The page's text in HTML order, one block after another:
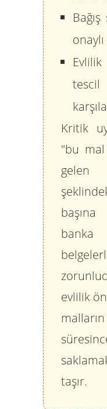
Kritik
"bu
gelen
evlilik
taşır.